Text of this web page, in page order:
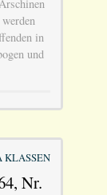
in
und
KLASSEN
Nr.